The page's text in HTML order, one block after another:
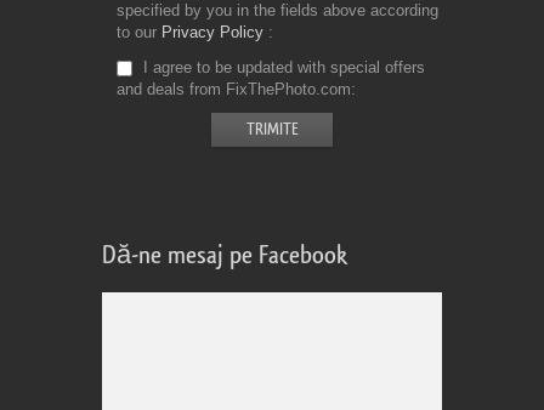
specified by you in the fields above according
to our Privacy Policy
I agree to be updated with special offers
and deals from FixThePhoto.com
Dă-ne mesaj pe Facebook